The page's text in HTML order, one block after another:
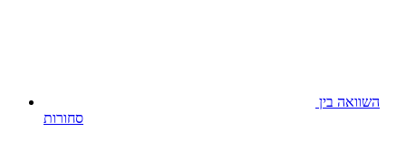
השוואה בין
סחורות